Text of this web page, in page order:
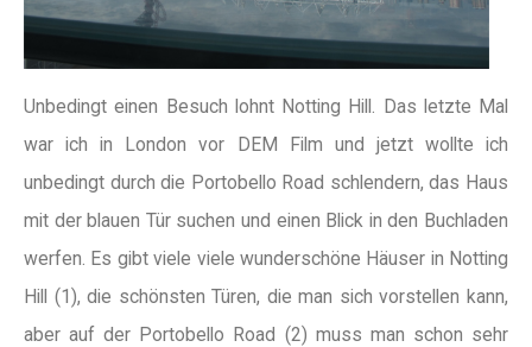
Unbedingt einen Besuch lohnt Notting Hill. Das letzte Mal
war ich in London vor DEM Film und jetzt wollte ich
unbedingt durch die Portobello Road schlendern, das Haus
mit der blauen Tür suchen und einen Blick in den Buchladen
werfen. Es gibt viele viele wunderschöne Häuser in Notting
Hill (1), die schönsten Türen, die man sich vorstellen kann,
aber auf der Portobello Road (2) muss man schon sehr